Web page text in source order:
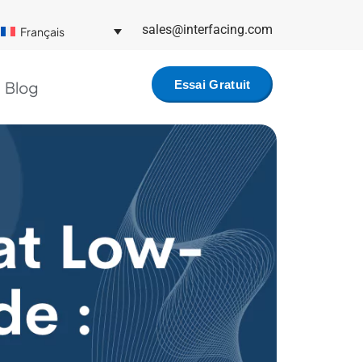
Français sales@interfacing.com
Blog Essai Gratuit